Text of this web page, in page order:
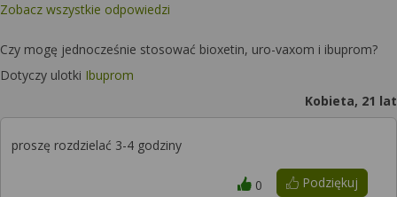
Zobacz wszystkie odpowiedzi
Czy mogę jednocześnie stosować bioxetin, uro-vaxom i ibuprom?
Dotyczy ulotki Ibuprom
Kobieta, 21 lat
proszę rozdzielać 3-4 godziny
Podziękuj
0